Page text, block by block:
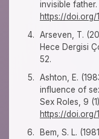
invisible father.
https://doi.org/
Arseven, T.
Hece Dergisi
52.
Ashton, E.
influence of
Sex Roles, 9
https://doi.org/
Bem, S. L.